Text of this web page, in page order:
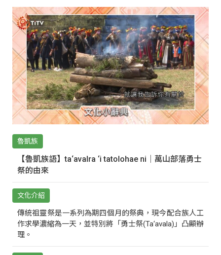
魯凱族
【魯凱族語】ta‘avalra ‘i tatolohae ni｜萬山部落勇士
祭的由來
文化介紹
傳統祖靈祭是一系列為期四個月的祭典，現今配合族人工
作求學濃縮為一天，並特別將「勇士祭(Ta‘avala)」凸顯辦
理。